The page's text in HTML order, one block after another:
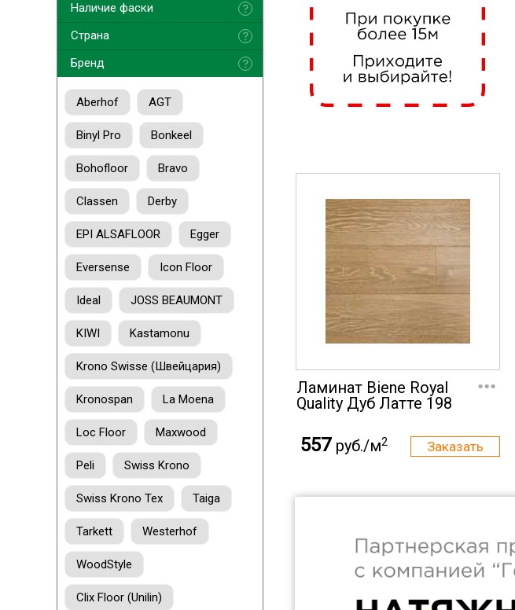
Ламинат Biene Royal
Quality Дуб Латте 198
...
557 руб./м2
Наличие фаски
Страна
Бренд
Aberhof AGT
Binyl Pro Bonkeel
Bohofloor Bravo
Classen Derby
EPI ALSAFLOOR Egger
Eversense Icon Floor
Ideal JOSS BEAUMONT
KIWI Kastamonu
Krono Swisse (Швейцария)
Kronospan La Moena
Loc Floor Maxwood
Peli Swiss Krono
Swiss Krono Tex Taiga
Tarkett Westerhof
WoodStyle
Clix Floor (Unilin)